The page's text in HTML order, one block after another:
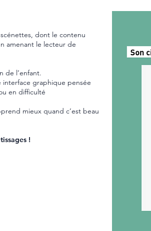
dont le contenu
amenant le lecteur de
de l’enfant.
graphique pensée
en difficulté
mieux quand c’est beau
!